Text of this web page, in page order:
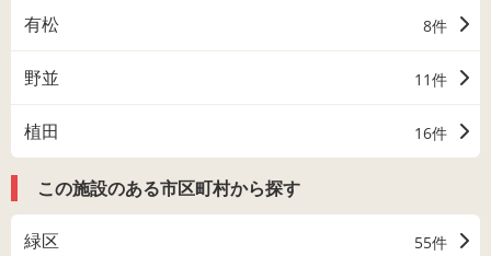
有松 8件
野並 11件
植田 16件
この施設のある市区町村から探す
緑区 55件